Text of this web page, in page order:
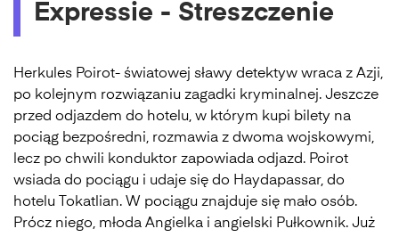
Expressie - Streszczenie
Herkules Poirot- światowej sławy detektyw wraca z Azji,
po kolejnym rozwiązaniu zagadki kryminalnej. Jeszcze
przed odjazdem do hotelu, w którym kupi bilety na
pociąg bezpośredni, rozmawia z dwoma wojskowymi,
lecz po chwili konduktor zapowiada odjazd. Poirot
wsiada do pociągu i udaje się do Haydapassar, do
hotelu Tokatlian. W pociągu znajduje się mało osób.
Prócz niego, młoda Angielka i angielski Pułkownik. Już